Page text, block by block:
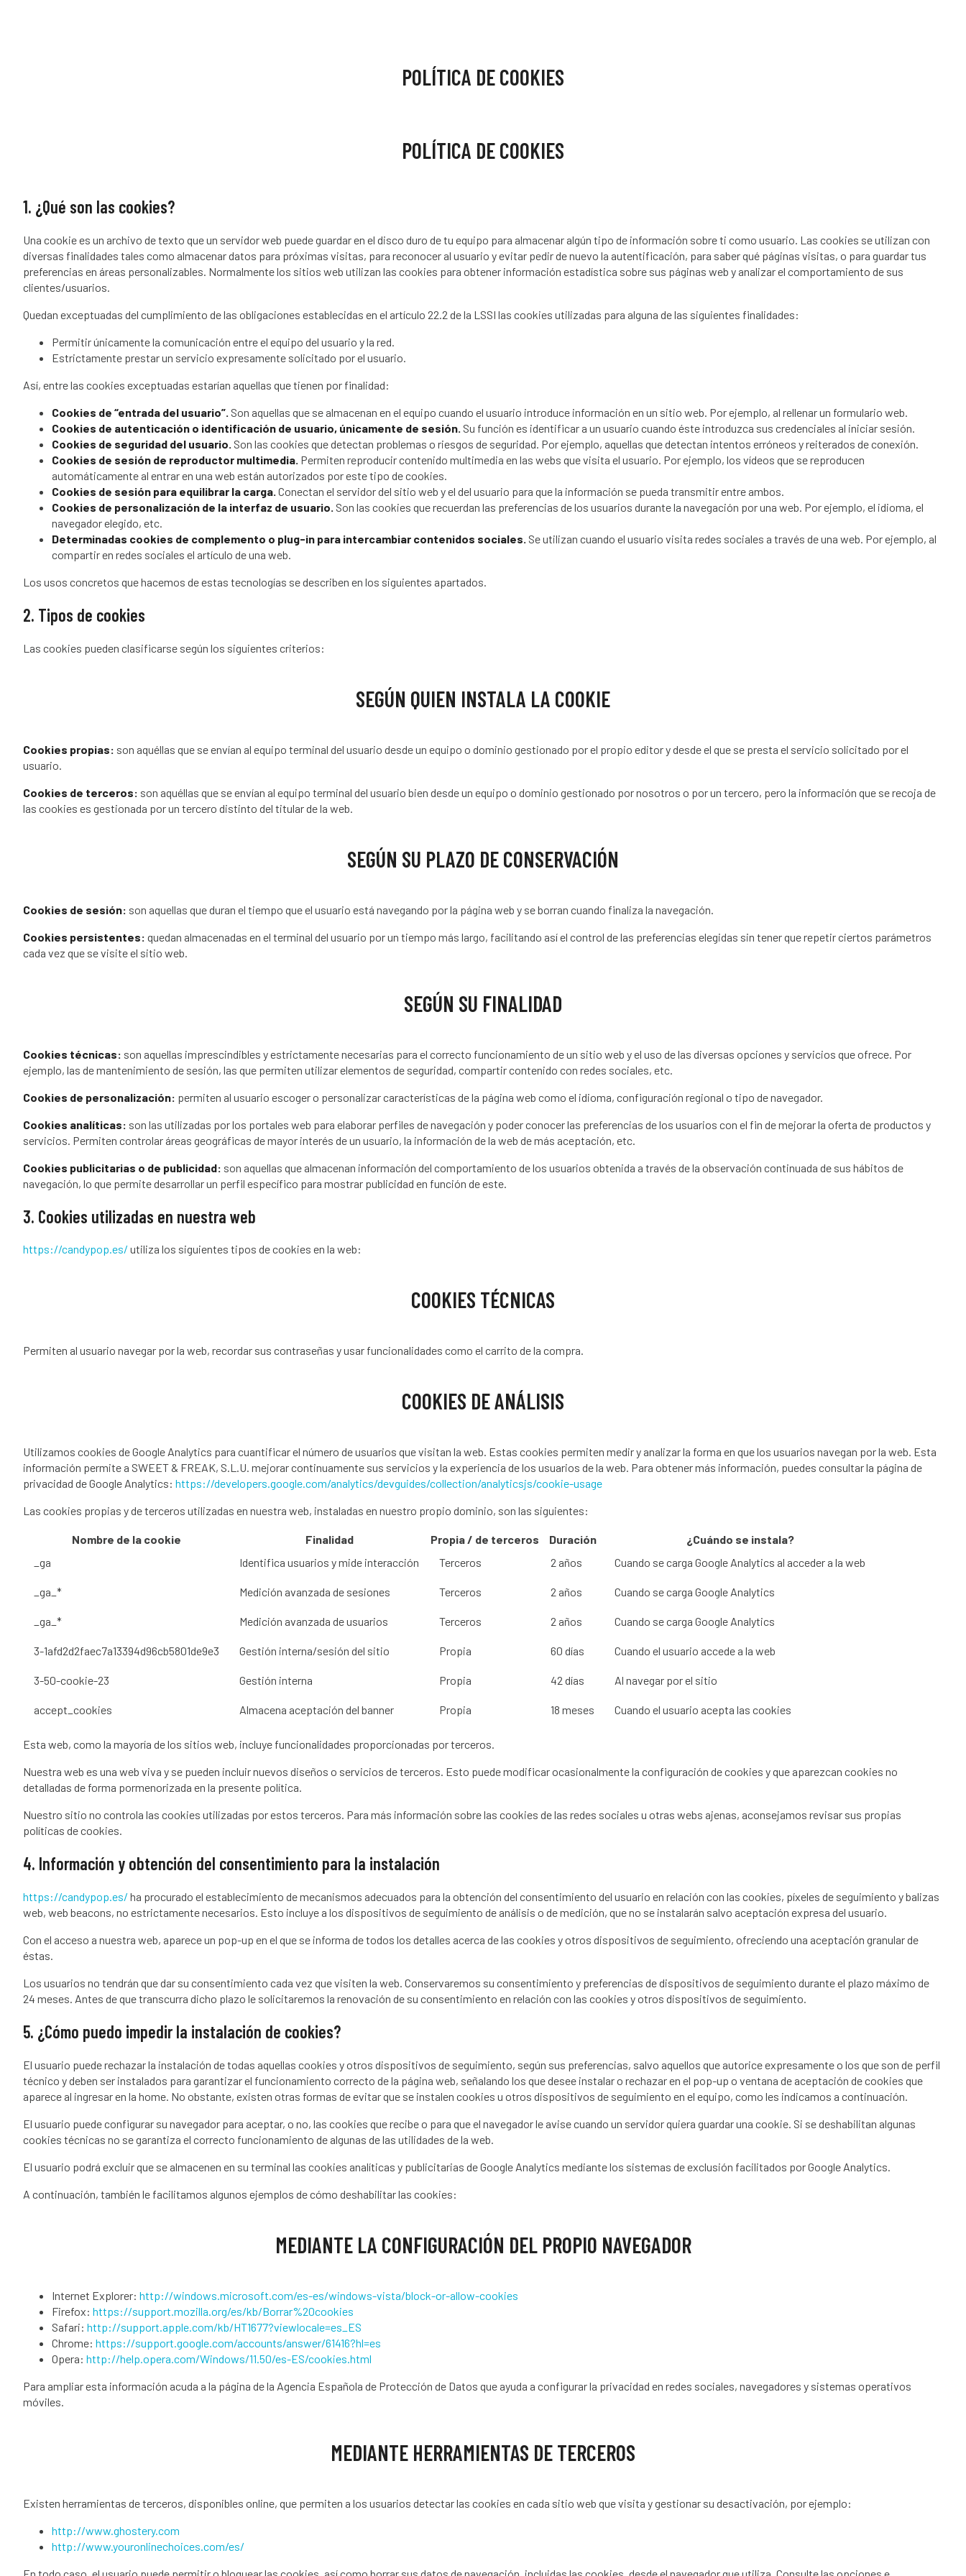
POLÍTICA DE COOKIES
POLÍTICA DE COOKIES
1. ¿Qué son las cookies?
Una cookie es un archivo de texto que un servidor web puede guardar en el disco duro de tu equipo para almacenar algún tipo de información sobre ti como usuario. Las cookies se utilizan con
diversas finalidades tales como almacenar datos para próximas visitas, para reconocer al usuario y evitar pedir de nuevo la autentificación, para saber qué páginas visitas, o para guardar tus
preferencias en áreas personalizables. Normalmente los sitios web utilizan las cookies para obtener información estadística sobre sus páginas web y analizar el comportamiento de sus
clientes/usuarios.
Quedan exceptuadas del cumplimiento de las obligaciones establecidas en el artículo 22.2 de la LSSI las cookies utilizadas para alguna de las siguientes finalidades:
Permitir únicamente la comunicación entre el equipo del usuario y la red.
Estrictamente prestar un servicio expresamente solicitado por el usuario.
Así, entre las cookies exceptuadas estarían aquellas que tienen por finalidad:
Cookies de “entrada del usuario”. Son aquellas que se almacenan en el equipo cuando el usuario introduce información en un sitio web. Por ejemplo, al rellenar un formulario web.
Cookies de autenticación o identificación de usuario, únicamente de sesión. Su función es identificar a un usuario cuando éste introduzca sus credenciales al iniciar sesión.
Cookies de seguridad del usuario. Son las cookies que detectan problemas o riesgos de seguridad. Por ejemplo, aquellas que detectan intentos erróneos y reiterados de conexión.
Cookies de sesión de reproductor multimedia. Permiten reproducir contenido multimedia en las webs que visita el usuario. Por ejemplo, los vídeos que se reproducen
automáticamente al entrar en una web están autorizados por este tipo de cookies.
Cookies de sesión para equilibrar la carga. Conectan el servidor del sitio web y el del usuario para que la información se pueda transmitir entre ambos.
Cookies de personalización de la interfaz de usuario. Son las cookies que recuerdan las preferencias de los usuarios durante la navegación por una web. Por ejemplo, el idioma, el
navegador elegido, etc.
Determinadas cookies de complemento o plug-in para intercambiar contenidos sociales. Se utilizan cuando el usuario visita redes sociales a través de una web. Por ejemplo, al
compartir en redes sociales el artículo de una web.
Los usos concretos que hacemos de estas tecnologías se describen en los siguientes apartados.
2. Tipos de cookies
Las cookies pueden clasificarse según los siguientes criterios:
SEGÚN QUIEN INSTALA LA COOKIE
Cookies propias: son aquéllas que se envían al equipo terminal del usuario desde un equipo o dominio gestionado por el propio editor y desde el que se presta el servicio solicitado por el
usuario.
Cookies de terceros: son aquéllas que se envían al equipo terminal del usuario bien desde un equipo o dominio gestionado por nosotros o por un tercero, pero la información que se recoja de
las cookies es gestionada por un tercero distinto del titular de la web.
SEGÚN SU PLAZO DE CONSERVACIÓN
Cookies de sesión: son aquellas que duran el tiempo que el usuario está navegando por la página web y se borran cuando finaliza la navegación.
Cookies persistentes: quedan almacenadas en el terminal del usuario por un tiempo más largo, facilitando así el control de las preferencias elegidas sin tener que repetir ciertos parámetros
cada vez que se visite el sitio web.
SEGÚN SU FINALIDAD
Cookies técnicas: son aquellas imprescindibles y estrictamente necesarias para el correcto funcionamiento de un sitio web y el uso de las diversas opciones y servicios que ofrece. Por
ejemplo, las de mantenimiento de sesión, las que permiten utilizar elementos de seguridad, compartir contenido con redes sociales, etc.
Cookies de personalización: permiten al usuario escoger o personalizar características de la página web como el idioma, configuración regional o tipo de navegador.
Cookies analíticas: son las utilizadas por los portales web para elaborar perfiles de navegación y poder conocer las preferencias de los usuarios con el fin de mejorar la oferta de productos y
servicios. Permiten controlar áreas geográficas de mayor interés de un usuario, la información de la web de más aceptación, etc.
Cookies publicitarias o de publicidad: son aquellas que almacenan información del comportamiento de los usuarios obtenida a través de la observación continuada de sus hábitos de
navegación, lo que permite desarrollar un perfil específico para mostrar publicidad en función de este.
3. Cookies utilizadas en nuestra web
https://candypop.es/ utiliza los siguientes tipos de cookies en la web:
COOKIES TÉCNICAS
Permiten al usuario navegar por la web, recordar sus contraseñas y usar funcionalidades como el carrito de la compra.
COOKIES DE ANÁLISIS
Utilizamos cookies de Google Analytics para cuantificar el número de usuarios que visitan la web. Estas cookies permiten medir y analizar la forma en que los usuarios navegan por la web. Esta
información permite a SWEET & FREAK, S.L.U. mejorar continuamente sus servicios y la experiencia de los usuarios de la web. Para obtener más información, puedes consultar la página de
privacidad de Google Analytics: https://developers.google.com/analytics/devguides/collection/analyticsjs/cookie-usage
Las cookies propias y de terceros utilizadas en nuestra web, instaladas en nuestro propio dominio, son las siguientes:
Nombre de la cookie Finalidad Propia / de terceros Duración
¿Cuándo se instala?
_ga
Identifica usuarios y mide interacción Terceros 2 años Cuando se carga Google Analytics al acceder a la web
_ga_* Medición avanzada de sesiones Terceros 2 años Cuando se carga Google Analytics
_ga_* Medición avanzada de usuarios Terceros 2 años Cuando se carga Google Analytics
3-1afd2d2faec7a13394d96cb5801de9e3 Gestión interna/sesión del sitio Propia 60 días Cuando el usuario accede a la web
3-50-cookie-23 Gestión interna Propia 42 días Al navegar por el sitio
accept_cookies Almacena aceptación del banner Propia 18 meses Cuando el usuario acepta las cookies
Esta web, como la mayoría de los sitios web, incluye funcionalidades proporcionadas por terceros.
Nuestra web es una web viva y se pueden incluir nuevos diseños o servicios de terceros. Esto puede modificar ocasionalmente la configuración de cookies y que aparezcan cookies no
detalladas de forma pormenorizada en la presente política.
Nuestro sitio no controla las cookies utilizadas por estos terceros. Para más información sobre las cookies de las redes sociales u otras webs ajenas, aconsejamos revisar sus propias
políticas de cookies.
4. Información y obtención del consentimiento para la instalación
https://candypop.es/ ha procurado el establecimiento de mecanismos adecuados para la obtención del consentimiento del usuario en relación con las cookies, píxeles de seguimiento y balizas
web, web beacons, no estrictamente necesarios. Esto incluye a los dispositivos de seguimiento de análisis o de medición, que no se instalarán salvo aceptación expresa del usuario.
Con el acceso a nuestra web, aparece un pop-up en el que se informa de todos los detalles acerca de las cookies y otros dispositivos de seguimiento, ofreciendo una aceptación granular de
éstas.
Los usuarios no tendrán que dar su consentimiento cada vez que visiten la web. Conservaremos su consentimiento y preferencias de dispositivos de seguimiento durante el plazo máximo de
24 meses. Antes de que transcurra dicho plazo le solicitaremos la renovación de su consentimiento en relación con las cookies y otros dispositivos de seguimiento.
5. ¿Cómo puedo impedir la instalación de cookies?
El usuario puede rechazar la instalación de todas aquellas cookies y otros dispositivos de seguimiento, según sus preferencias, salvo aquellos que autorice expresamente o los que son de perfil
técnico y deben ser instalados para garantizar el funcionamiento correcto de la página web, señalando los que desee instalar o rechazar en el pop-up o ventana de aceptación de cookies que
aparece al ingresar en la home. No obstante, existen otras formas de evitar que se instalen cookies u otros dispositivos de seguimiento en el equipo, como les indicamos a continuación.
El usuario puede configurar su navegador para aceptar, o no, las cookies que recibe o para que el navegador le avise cuando un servidor quiera guardar una cookie. Si se deshabilitan algunas
cookies técnicas no se garantiza el correcto funcionamiento de algunas de las utilidades de la web.
El usuario podrá excluir que se almacenen en su terminal las cookies analíticas y publicitarias de Google Analytics mediante los sistemas de exclusión facilitados por Google Analytics.
A continuación, también le facilitamos algunos ejemplos de cómo deshabilitar las cookies:
MEDIANTE LA CONFIGURACIÓN DEL PROPIO NAVEGADOR
Internet Explorer: http://windows.microsoft.com/es-es/windows-vista/block-or-allow-cookies
Firefox: https://support.mozilla.org/es/kb/Borrar%20cookies
Safari: http://support.apple.com/kb/HT1677?viewlocale=es_ES
Chrome: https://support.google.com/accounts/answer/61416?hl=es
Opera: http://help.opera.com/Windows/11.50/es-ES/cookies.html
Para ampliar esta información acuda a la página de la Agencia Española de Protección de Datos que ayuda a configurar la privacidad en redes sociales, navegadores y sistemas operativos
móviles.
MEDIANTE HERRAMIENTAS DE TERCEROS
Existen herramientas de terceros, disponibles online, que permiten a los usuarios detectar las cookies en cada sitio web que visita y gestionar su desactivación, por ejemplo:
http://www.ghostery.com
http://www.youronlinechoices.com/es/